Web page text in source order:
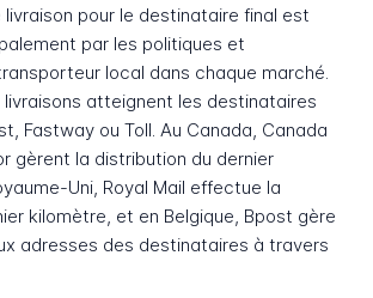
livraison pour le destinataire final est
par les politiques et
local dans chaque marché.
livraisons atteignent les destinataires
Fastway ou Toll. Au Canada, Canada
gèrent la distribution du dernier
Uni, Royal Mail effectue la
kilomètre, et en Belgique, Bpost gère
adresses des destinataires à travers